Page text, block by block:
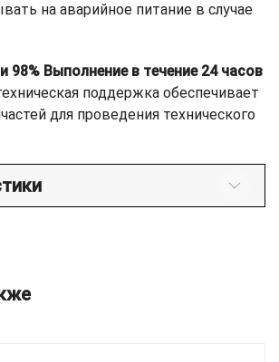
на аварийное питание в случае
98% Выполнение в течение 24 часов
поддержка обеспечивает
для проведения технического